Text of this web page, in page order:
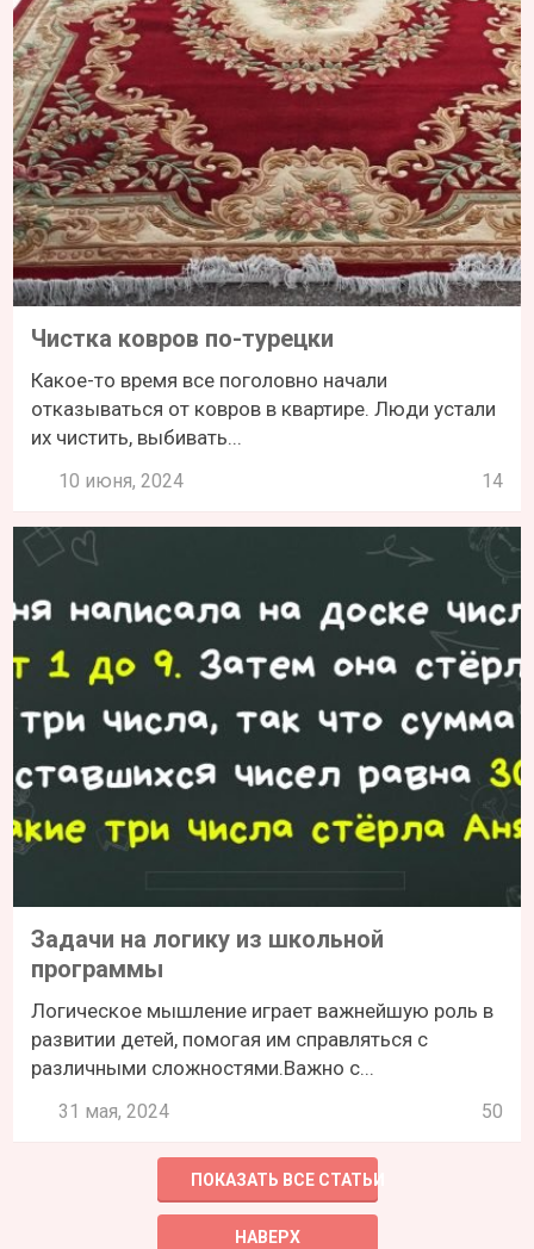
Чистка ковров по-турецки
Какое-то время все поголовно начали
отказываться от ковров в квартире. Люди устали
их чистить, выбивать...
10 июня, 2024 14
Задачи на логику из школьной
программы
Логическое мышление играет важнейшую роль в
развитии детей, помогая им справляться с
различными сложностями.Важно с...
31 мая, 2024 50
ПОКАЗАТЬ ВСЕ СТАТЬИ
НАВЕРХ